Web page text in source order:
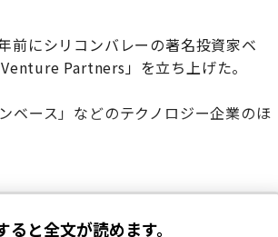
前にシリコンバレーの著名投資家ベ
Partners」を立ち上げた。
ベース」などのテクノロジー企業のほ